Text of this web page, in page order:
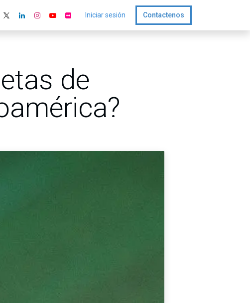
Iniciar sesión Contactenos
de